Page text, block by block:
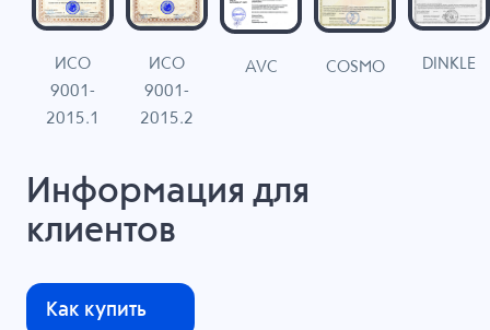
ИСО
9001-
2015.1
ИСО
9001-
2015.2
AVC COSMO DINKLE
Информация для
клиентов
Как купить